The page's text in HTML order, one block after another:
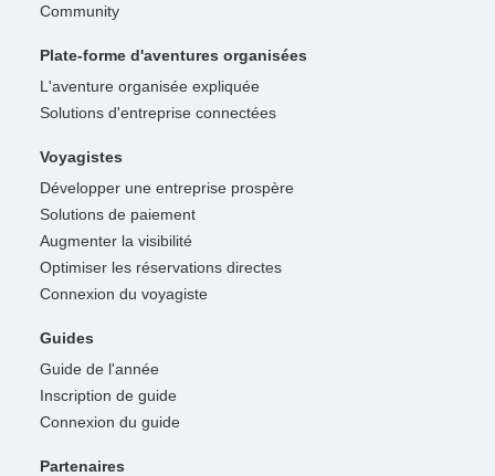
Community
Plate-forme d'aventures organisées
L'aventure organisée expliquée
Solutions d'entreprise connectées
Voyagistes
Développer une entreprise prospère
Solutions de paiement
Augmenter la visibilité
Optimiser les réservations directes
Connexion du voyagiste
Guides
Guide de l'année
Inscription de guide
Connexion du guide
Partenaires